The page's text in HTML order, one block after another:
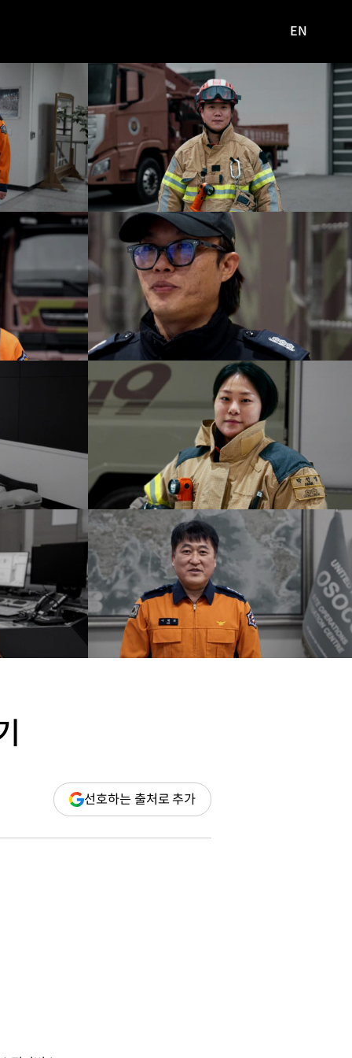
사이트로
EN
선호하는 출처로 추가(새
창
열림)